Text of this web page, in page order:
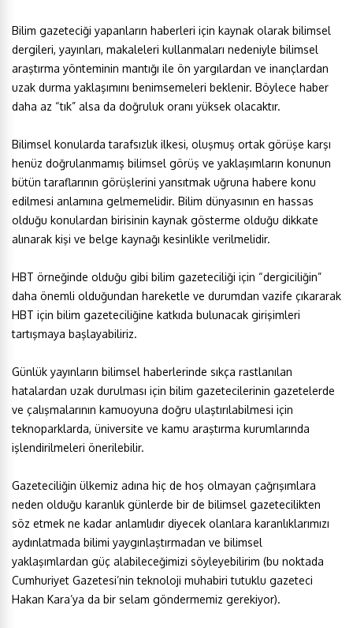
Bilim gazeteciği yapanların haberleri için kaynak olarak bilimsel
dergileri, yayınları, makaleleri kullanmaları nedeniyle bilimsel
araştırma yönteminin mantığı ile ön yargılardan ve inançlardan
uzak durma yaklaşımını benimsemeleri beklenir. Böylece haber
daha az “tık” alsa da doğruluk oranı yüksek olacaktır.
Bilimsel konularda tarafsızlık ilkesi, oluşmuş ortak görüşe karşı
henüz doğrulanmamış bilimsel görüş ve yaklaşımların konunun
bütün taraflarının görüşlerini yansıtmak uğruna habere konu
edilmesi anlamına gelmemelidir. Bilim dünyasının en hassas
olduğu konulardan birisinin kaynak gösterme olduğu dikkate
alınarak kişi ve belge kaynağı kesinlikle verilmelidir.
HBT örneğinde olduğu gibi bilim gazeteciliği için “dergiciliğin”
daha önemli olduğundan hareketle ve durumdan vazife çıkararak
HBT için bilim gazeteciliğine katkıda bulunacak girişimleri
tartışmaya başlayabiliriz.
Günlük yayınların bilimsel haberlerinde sıkça rastlanılan
hatalardan uzak durulması için bilim gazetecilerinin gazetelerde
ve çalışmalarının kamuoyuna doğru ulaştırılabilmesi için
teknoparklarda, üniversite ve kamu araştırma kurumlarında
işlendirilmeleri önerilebilir.
Gazeteciliğin ülkemiz adına hiç de hoş olmayan çağrışımlara
neden olduğu karanlık günlerde bir de bilimsel gazetecilikten
söz etmek ne kadar anlamlıdır diyecek olanlara karanlıklarımızı
aydınlatmada bilimi yaygınlaştırmadan ve bilimsel
yaklaşımlardan güç alabileceğimizi söyleyebilirim (bu noktada
Cumhuriyet Gazetesi’nin teknoloji muhabiri tutuklu gazeteci
Hakan Kara’ya da bir selam göndermemiz gerekiyor).